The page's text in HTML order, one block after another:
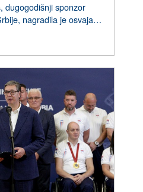
dugogodišnji sponzor
nagradila je osvajače
za kupovinu u